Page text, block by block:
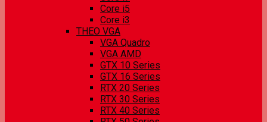
Core i5
Core i3
THEO VGA
VGA Quadro
VGA AMD
GTX 10 Series
GTX 16 Series
RTX 20 Series
RTX 30 Series
RTX 40 Series